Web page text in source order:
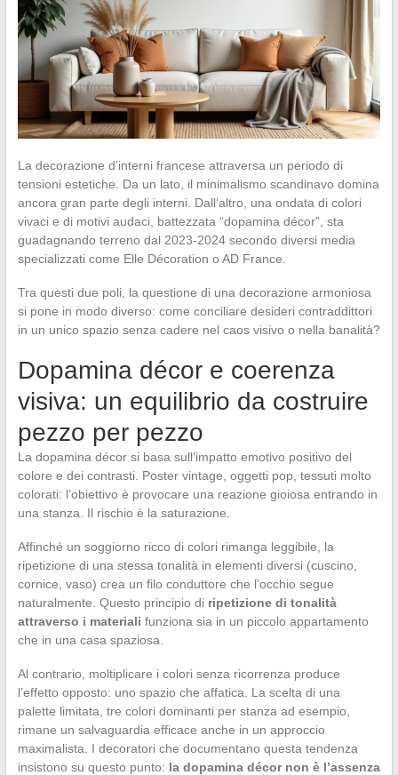
La decorazione d’interni francese attraversa un periodo di
tensioni estetiche. Da un lato, il minimalismo scandinavo domina
ancora gran parte degli interni. Dall’altro, una ondata di colori
vivaci e di motivi audaci, battezzata “dopamina décor”, sta
guadagnando terreno dal 2023-2024 secondo diversi media
specializzati come Elle Décoration o AD France.
Tra questi due poli, la questione di una decorazione armoniosa
si pone in modo diverso: come conciliare desideri contraddittori
in un unico spazio senza cadere nel caos visivo o nella banalità?
Dopamina décor e coerenza
visiva: un equilibrio da costruire
pezzo per pezzo
La dopamina décor si basa sull’impatto emotivo positivo del
colore e dei contrasti. Poster vintage, oggetti pop, tessuti molto
colorati: l’obiettivo è provocare una reazione gioiosa entrando in
una stanza. Il rischio è la saturazione.
Affinché un soggiorno ricco di colori rimanga leggibile, la
ripetizione di una stessa tonalità in elementi diversi (cuscino,
cornice, vaso) crea un filo conduttore che l’occhio segue
naturalmente. Questo principio di ripetizione di tonalità
attraverso i materiali funziona sia in un piccolo appartamento
che in una casa spaziosa.
Al contrario, moltiplicare i colori senza ricorrenza produce
l’effetto opposto: uno spazio che affatica. La scelta di una
palette limitata, tre colori dominanti per stanza ad esempio,
rimane un salvaguardia efficace anche in un approccio
maximalista. I decoratori che documentano questa tendenza
insistono su questo punto: la dopamina décor non è l’assenza